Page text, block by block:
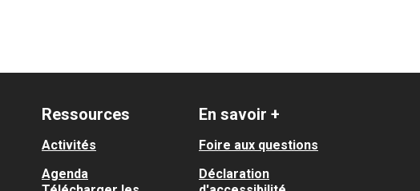
Ressources
Activités
Agenda
En savoir +
Foire aux questions
Déclaration